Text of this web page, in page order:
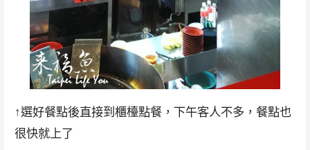
↑選好餐點後直接到櫃檯點餐，下午客人不多，餐點也
很快就上了